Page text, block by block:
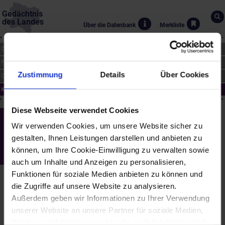
Zustimmung Details Über Cookies
Diese Webseite verwendet Cookies
Wir verwenden Cookies, um unsere Website sicher zu
gestalten, Ihnen Leistungen darstellen und anbieten zu
können, um Ihre Cookie-Einwilligung zu verwalten sowie
auch um Inhalte und Anzeigen zu personalisieren,
Funktionen für soziale Medien anbieten zu können und
die Zugriffe auf unsere Website zu analysieren.
Außerdem geben wir Informationen zu Ihrer Verwendung
unserer Website an unsere Partner für soziale Medien,
Gedächtnis
des Landes
Über die Datenbank Merkliste
PERSONEN
KUNST
Krems an der Donau - "Block I K",
Skulptur in Krems-Stein
(1986)
Marianne Maderna (*1944)
Die Skulptur steht im Durchgang der Salzamtsgasse in Krems-
Stein. Die aneinandergeschweißten Cor - Ten - Stahlplatten
simulieren zwei Vollmaterialblöcke in Spiel- und Standbeinhaltung.
Der Durchgang ist ein ungewohnter Skulpturenplatz, ein dem
Postament und der Platzverbrämung entgegengesetzter Unort.